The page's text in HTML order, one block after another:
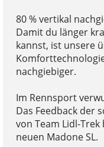
80 % vertikal
Damit du länger
kannst, ist unsere
nachgiebiger.
Im Rennsport
Das Feedback der
von Team Lidl-
neuen Madone SL.